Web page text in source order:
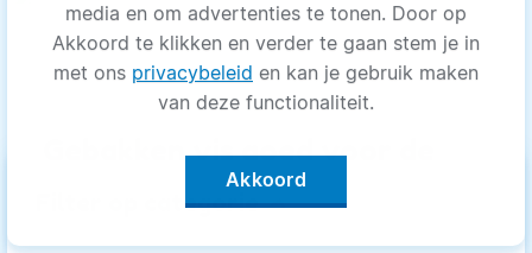
Filter op categoriekeyboard_arrow_up
Gebakken vis goed voor de
media en om advertenties te tonen. Door op
Akkoord te klikken en verder te gaan stem je in
met ons privacybeleid en kan je gebruik maken
van deze functionaliteit.
Akkoord